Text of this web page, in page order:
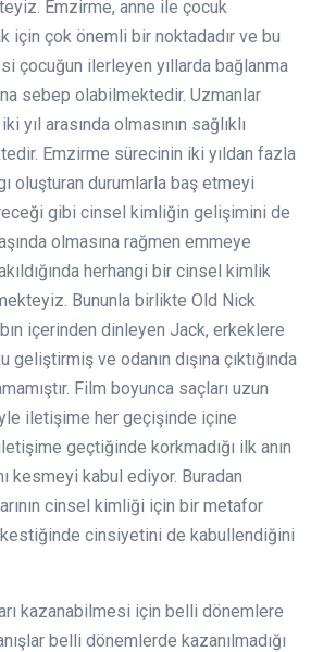
Emzirme, anne ile çocuk
için çok önemli bir noktadadır ve bu
çocuğun ilerleyen yıllarda bağlanma
sebep olabilmektedir. Uzmanlar
yıl arasında olmasının sağlıklı
Emzirme sürecinin iki yıldan fazla
oluşturan durumlarla baş etmeyi
gibi cinsel kimliğin gelişimini de
olmasına rağmen emmeye
herhangi bir cinsel kimlik
Bununla birlikte Old Nick
içerinden dinleyen Jack, erkeklere
ve odanın dışına çıktığında
Film boyunca saçları uzun
iletişime her geçişinde içine
geçtiğinde korkmadığı ilk anın
kesmeyi kabul ediyor. Buradan
cinsel kimliği için bir metafor
kestiğinde cinsiyetini de kabullendiğini
kazanabilmesi için belli dönemlere
belli dönemlerde kazanılmadığı